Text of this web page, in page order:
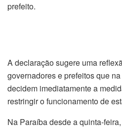
prefeito.
A declaração sugere uma
governadores e prefeitos que
decidem imediatamente a
restringir o funcionamento de
Na Paraíba desde a quinta-